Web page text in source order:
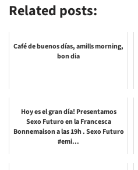
Related posts:
Café de buenos días, amills morning,
bon dia
Hoy es el gran día! Presentamos
Sexo Futuro en la Francesca
Bonnemaison a las 19h . Sexo Futuro
#emi...